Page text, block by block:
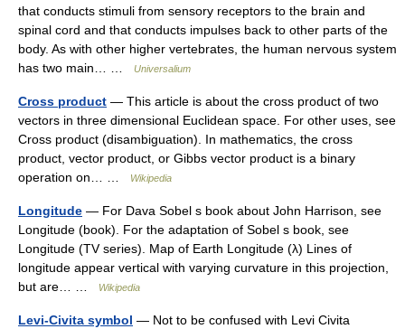
that conducts stimuli from sensory receptors to the brain and
spinal cord and that conducts impulses back to other parts of the
body. As with other higher vertebrates, the human nervous system
has two main… …
Universalium
Cross product — This article is about the cross product of two
vectors in three dimensional Euclidean space. For other uses, see
Cross product (disambiguation). In mathematics, the cross
product, vector product, or Gibbs vector product is a binary
operation on… …
Wikipedia
Longitude — For Dava Sobel s book about John Harrison, see
Longitude (book). For the adaptation of Sobel s book, see
Longitude (TV series). Map of Earth Longitude (λ) Lines of
longitude appear vertical with varying curvature in this projection,
but are… …
Wikipedia
Levi-Civita symbol — Not to be confused with Levi Civita